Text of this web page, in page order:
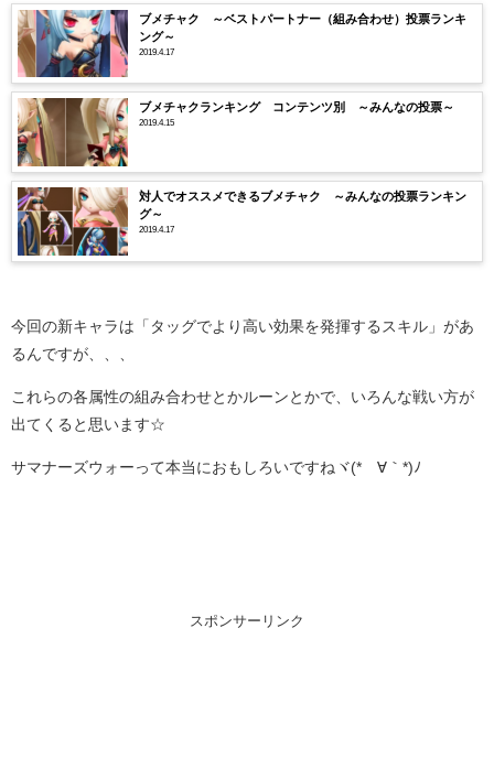
ブメチャク ～ベストパートナー（組み合わせ）投票ランキ
ング～
2019.4.17
ブメチャクランキング コンテンツ別 ～みんなの投票～
2019.4.15
対人でオススメできるブメチャク ～みんなの投票ランキン
グ～
2019.4.17
今回の新キャラは「タッグでより高い効果を発揮するスキル」があ
るんですが、、、
これらの各属性の組み合わせとかルーンとかで、いろんな戦い方が
出てくると思います☆
サマナーズウォーって本当におもしろいですねヾ(*´∀｀*)ﾉ
スポンサーリンク